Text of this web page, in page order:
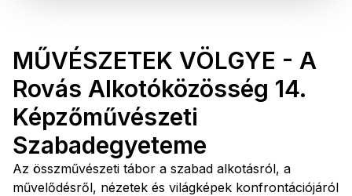
MŰVÉSZETEK VÖLGYE - A
Rovás Alkotóközösség 14.
Képzőművészeti
Szabadegyeteme
Az összművészeti tábor a szabad alkotásról, a
művelődésről, nézetek és világképek konfrontációjáról